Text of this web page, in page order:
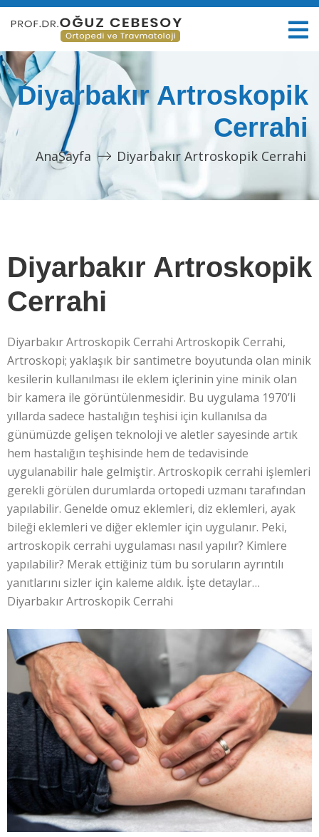
Diyarbakır Artroskopik
Cerrahi
AnaSayfa Diyarbakır Artroskopik Cerrahi
Diyarbakır Artroskopik
Cerrahi
Diyarbakır Artroskopik Cerrahi Artroskopik Cerrahi,
Artroskopi; yaklaşık bir santimetre boyutunda olan minik
kesilerin kullanılması ile eklem içlerinin yine minik olan
bir kamera ile görüntülenmesidir. Bu uygulama 1970’li
yıllarda sadece hastalığın teşhisi için kullanılsa da
günümüzde gelişen teknoloji ve aletler sayesinde artık
hem hastalığın teşhisinde hem de tedavisinde
uygulanabilir hale gelmiştir. Artroskopik cerrahi işlemleri
gerekli görülen durumlarda ortopedi uzmanı tarafından
yapılabilir. Genelde omuz eklemleri, diz eklemleri, ayak
bileği eklemleri ve diğer eklemler için uygulanır. Peki,
artroskopik cerrahi uygulaması nasıl yapılır? Kimlere
yapılabilir? Merak ettiğiniz tüm bu soruların ayrıntılı
yanıtlarını sizler için kaleme aldık. İşte detaylar…
Diyarbakır Artroskopik Cerrahi